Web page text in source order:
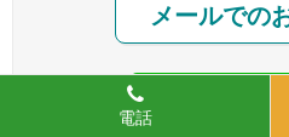
メールでの
電話